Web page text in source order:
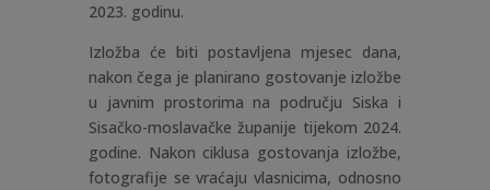
2023. godinu.
Izložba će biti postavljena mjesec dana,
nakon čega je planirano gostovanje izložbe
u javnim prostorima na području Siska i
Sisačko-moslavačke županije tijekom 2024.
godine. Nakon ciklusa gostovanja izložbe,
fotografije se vraćaju vlasnicima, odnosno